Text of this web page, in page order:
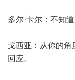
多尔·卡尔：不知
戈西亚：从你的角
回应。